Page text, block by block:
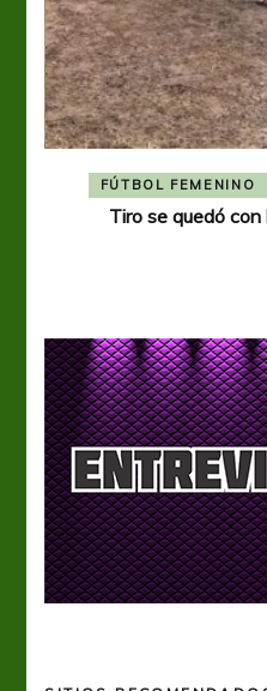
FÚTBOL FEMENINO
Tiro se quedó